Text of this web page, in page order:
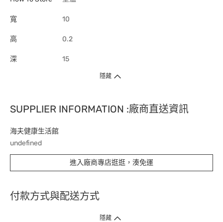
寬 10
高 0.2
深 15
隱藏
SUPPLIER INFORMATION :廠商直送資訊
海夫健康生活館
undefined
進入廠商專店逛逛，湊免運
付款方式與配送方式
隱藏